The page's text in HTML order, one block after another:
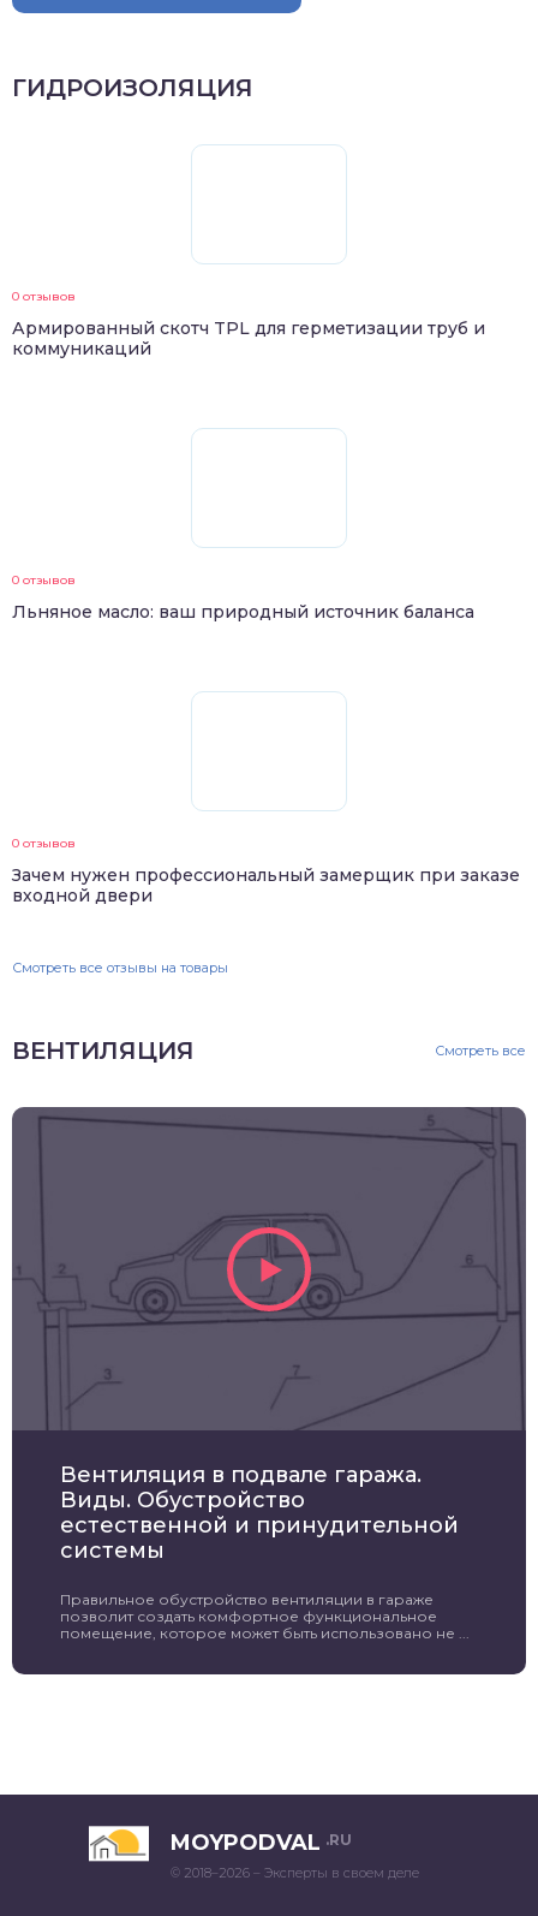
ГИДРОИЗОЛЯЦИЯ
0 отзывов
Армированный скотч TPL для герметизации труб и
коммуникаций
0 отзывов
Льняное масло: ваш природный источник баланса
0 отзывов
Зачем нужен профессиональный замерщик при заказе
входной двери
Смотреть все отзывы на товары
ВЕНТИЛЯЦИЯ Смотреть все
Вентиляция в подвале гаража.
Виды. Обустройство
естественной и принудительной
системы
Правильное обустройство вентиляции в гараже
позволит создать комфортное функциональное
помещение, которое может быть использовано не ...
MOYPODVAL .RU
© 2018–2026 – Эксперты в своем деле